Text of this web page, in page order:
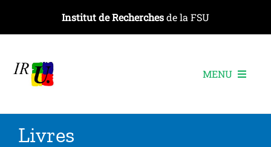
contenu
Institut de Recherchesde la FSU
MENU
Les recherches
Livres